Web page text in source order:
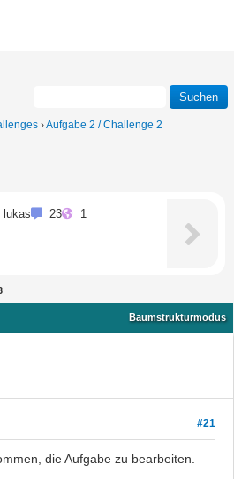
›Aufgabe 2 / Challenge 2
lukas 23 1
Baumstrukturmodus
#21
die Aufgabe zu bearbeiten.